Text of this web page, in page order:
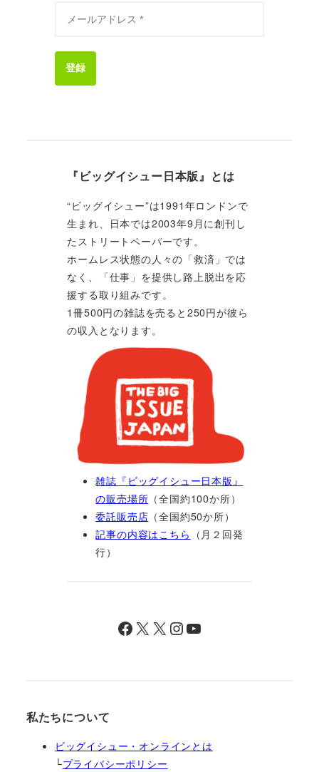
登録
『ビッグイシュー日本版』とは
“ビッグイシュー”は1991年ロンドンで
生まれ、日本では2003年9月に創刊し
たストリートペーパーです。
ホームレス状態の人々の「救済」では
なく、「仕事」を提供し路上脱出を応
援する取り組みです。
1冊500円の雑誌を売ると250円が彼ら
の収入となります。
雑誌『ビッグイシュー日本版』
の販売場所 （全国約100か所）
委託販売店 （全国約50か所）
記事の内容はこちら （月２回発
行）
Facebook X X InstagramYouTube
私たちについて
ビッグイシュー・オンラインとは
└プライバシーポリシー